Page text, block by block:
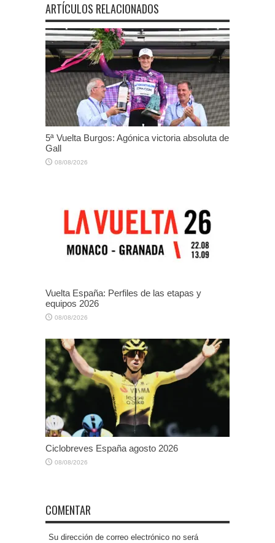
ARTÍCULOS RELACIONADOS
5ª Vuelta Burgos: Agónica victoria absoluta de
Gall
08/08/2026
Vuelta España: Perfiles de las etapas y
equipos 2026
08/08/2026
Ciclobreves España agosto 2026
08/08/2026
COMENTAR
Su dirección de correo electrónico no será